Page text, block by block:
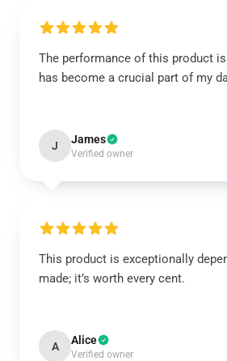
The performance of this product
has become a crucial part of my
J James
Verified owner
This product is exceptionally
made; it’s worth every cent.
A Alice
Verified owner